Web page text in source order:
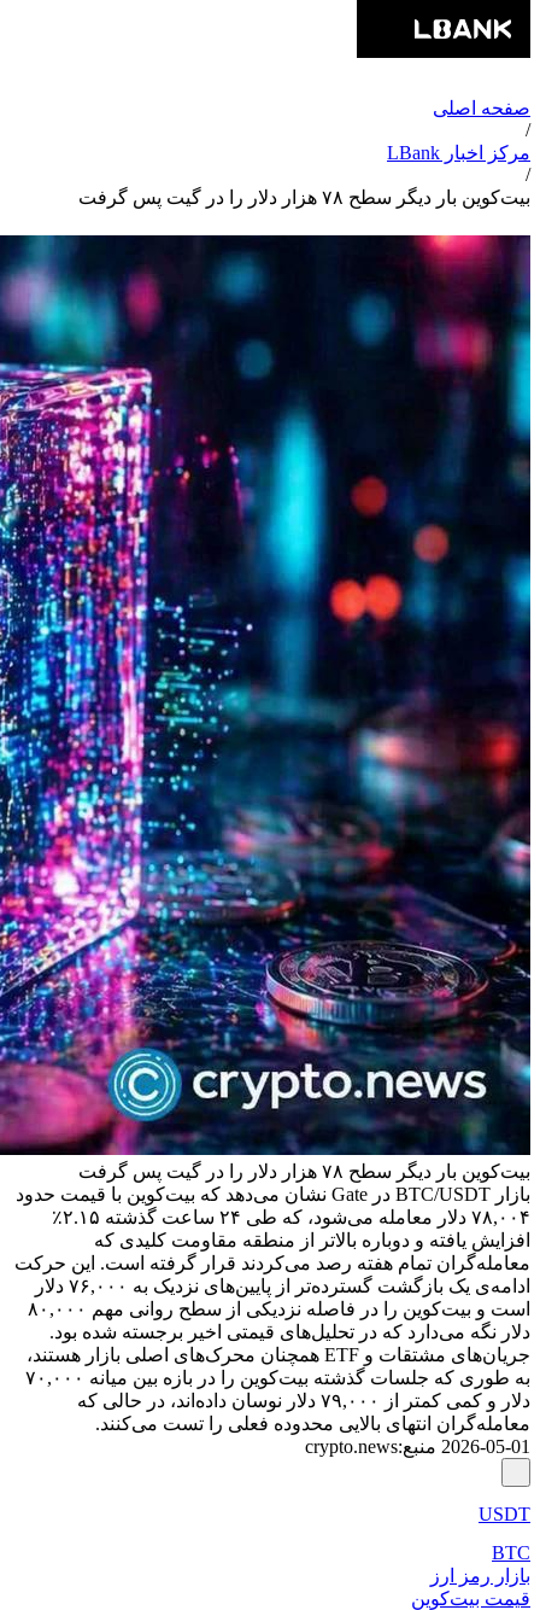
صفحه اصلی
/
مرکز اخبار LBank
/
بیت‌کوین بار دیگر سطح ۷۸ هزار دلار را در گیت پس گرفت
بیت‌کوین بار دیگر سطح ۷۸ هزار دلار را در گیت پس گرفت
بازار BTC/USDT در Gate نشان می‌دهد که بیت‌کوین با قیمت حدود
۷۸,۰۰۴ دلار معامله می‌شود، که طی ۲۴ ساعت گذشته ۲.۱۵٪
افزایش یافته و دوباره بالاتر از منطقه مقاومت کلیدی که
معامله‌گران تمام هفته رصد می‌کردند قرار گرفته است. این حرکت
ادامه‌ی یک بازگشت گسترده‌تر از پایین‌های نزدیک به ۷۶,۰۰۰ دلار
است و بیت‌کوین را در فاصله نزدیکی از سطح روانی مهم ۸۰,۰۰۰
دلار نگه می‌دارد که در تحلیل‌های قیمتی اخیر برجسته شده بود.
جریان‌های مشتقات و ETF همچنان محرک‌های اصلی بازار هستند،
به طوری که جلسات گذشته بیت‌کوین را در بازه بین میانه ۷۰,۰۰۰
دلار و کمی کمتر از ۷۹,۰۰۰ دلار نوسان داده‌اند، در حالی که
معامله‌گران انتهای بالایی محدوده فعلی را تست می‌کنند.
2026-05-01 منبع:
crypto.news
USDT
BTC
بازار رمز ارز
قیمت بیت‌کوین